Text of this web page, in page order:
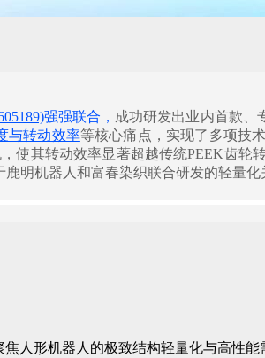
强强联合， 成功研发出业内首款
与转动效率等核心痛点，实现了多项技
使其转动效率显著超越传统PEEK齿
鹿明机器人和富春染织联合研发的轻量
人形机器人的极致结构轻量化与高性